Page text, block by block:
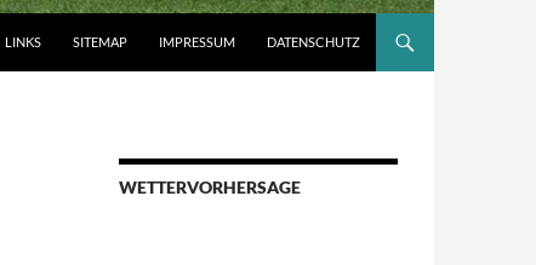
LINKS SITEMAP IMPRESSUM DATENSCHUTZ
WETTERVORHERSAGE